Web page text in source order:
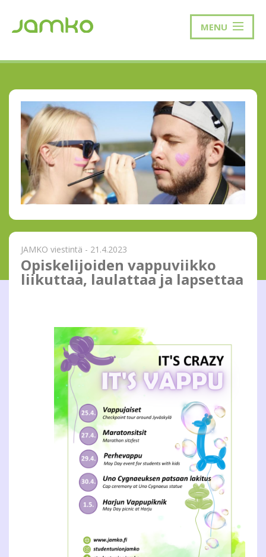
MENU
JAMKO viestintä - 21.4.2023
Opiskelijoiden vappuviikko
liikuttaa, laulattaa ja lapsettaa